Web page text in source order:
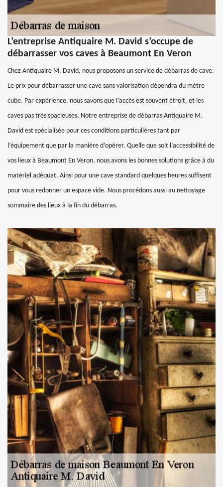
L’entreprise Antiquaire M. David s’occupe de
débarrasser vos caves à Beaumont En Veron
Chez Antiquaire M. David, nous proposons un service de débarras de cave.
Le prix pour débarrasser une cave sans valorisation dépendra du mètre
cube. Par expérience, nous savons que l’accès est souvent étroit, et les
caves pas très spacieuses. Notre entreprise de débarras Antiquaire M.
David est spécialisée pour ces conditions particulières tant par
l’équipement que par la manière d’opérer. Quelle que soit l’accessibilité de
vos lieux à Beaumont En Veron, nous avons les bonnes solutions grâce à du
matériel adéquat. Ainsi pour une cave standard quelques heures suffisent
pour vous redonner un espace vide. Nous procédons aussi au nettoyage
sommaire des lieux à la fin du débarras.